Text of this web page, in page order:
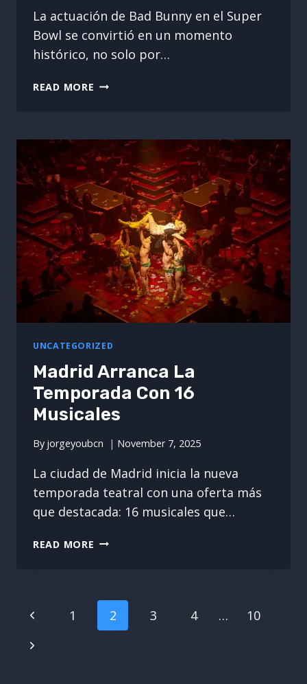
La actuación de Bad Bunny en el Super
Bowl se convirtió en un momento
histórico, no solo por…
READ MORE MÚSICA
REIVINDICA
EL
ESPAÑOL
ANTE
LAS
POLÍTICAS
DEL
PRESIDENTE
DONALD
TRUMP
UNCATEGORIZED
Madrid Arranca La
Temporada Con 16
Musicales
By jorgeyoubcn November 7, 2025
La ciudad de Madrid inicia la nueva
temporada teatral con una oferta más
que destacada: 16 musicales que…
READ MORE MADRID
CON
Page
Navigation
Previous
Page
1 2 3 4 …
10
Next